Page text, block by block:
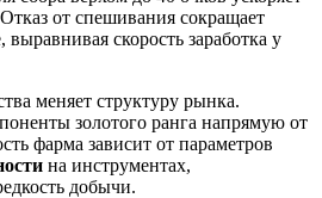
от спешивания сокращает
скорость заработка у
меняет структуру рынка.
золотого ранга напрямую от
фарма зависит от параметров
на инструментах,
добычи.